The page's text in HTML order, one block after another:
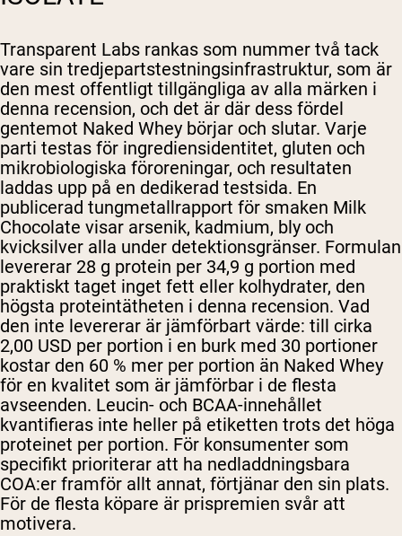
Transparent Labs rankas som nummer två tack
vare sin tredjepartstestningsinfrastruktur, som är
den mest offentligt tillgängliga av alla märken i
denna recension, och det är där dess fördel
gentemot Naked Whey börjar och slutar. Varje
parti testas för ingrediensidentitet, gluten och
mikrobiologiska föroreningar, och resultaten
laddas upp på en dedikerad testsida. En
publicerad tungmetallrapport för smaken Milk
Chocolate visar arsenik, kadmium, bly och
kvicksilver alla under detektionsgränser. Formulan
levererar 28 g protein per 34,9 g portion med
praktiskt taget inget fett eller kolhydrater, den
högsta proteintätheten i denna recension. Vad
den inte levererar är jämförbart värde: till cirka
2,00 USD per portion i en burk med 30 portioner
kostar den 60 % mer per portion än Naked Whey
för en kvalitet som är jämförbar i de flesta
avseenden. Leucin- och BCAA-innehållet
kvantifieras inte heller på etiketten trots det höga
proteinet per portion. För konsumenter som
specifikt prioriterar att ha nedladdningsbara
COA:er framför allt annat, förtjänar den sin plats.
För de flesta köpare är prispremien svår att
motivera.